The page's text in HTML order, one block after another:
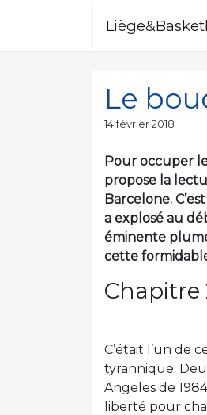
Le
Publié
14 février 2018
Pour occuper
propose la
Barcelone.
a explosé au
éminente
cette
Chapitre
C’était l’un de
tyrannique.
Angeles de
liberté pour